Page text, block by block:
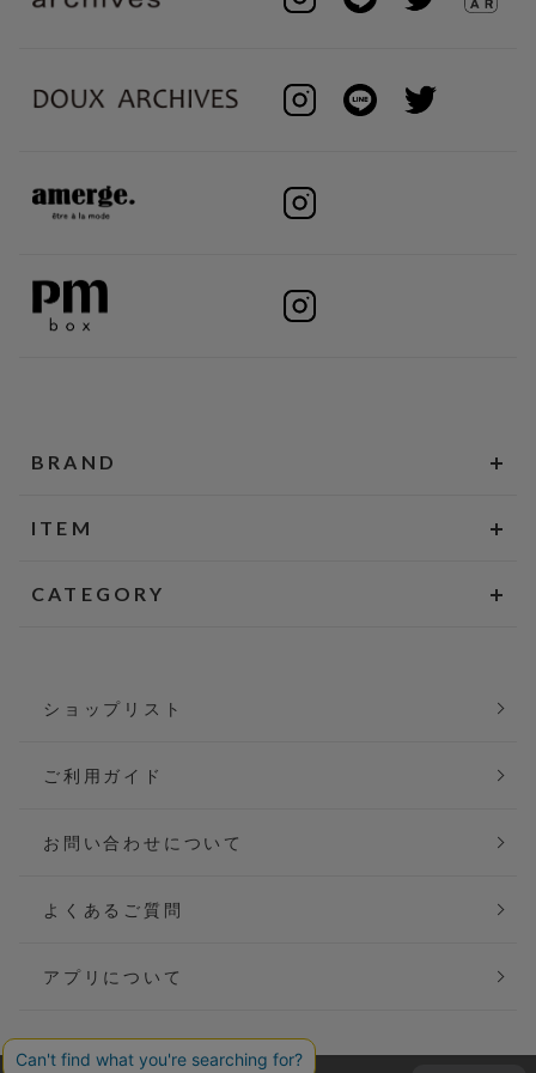
BRAND
ITEM
CATEGORY
ショップリスト
ご利用ガイド
お問い合わせについて
よくあるご質問
アプリについて